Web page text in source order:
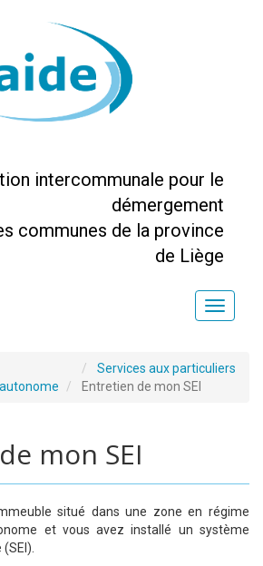
intercommunale pour le
démergement
communes de la province
de Liège
Toggle
Services aux particuliers
Entretien de mon SEI
mon SEI
situé dans une zone en régime
et vous avez installé un système